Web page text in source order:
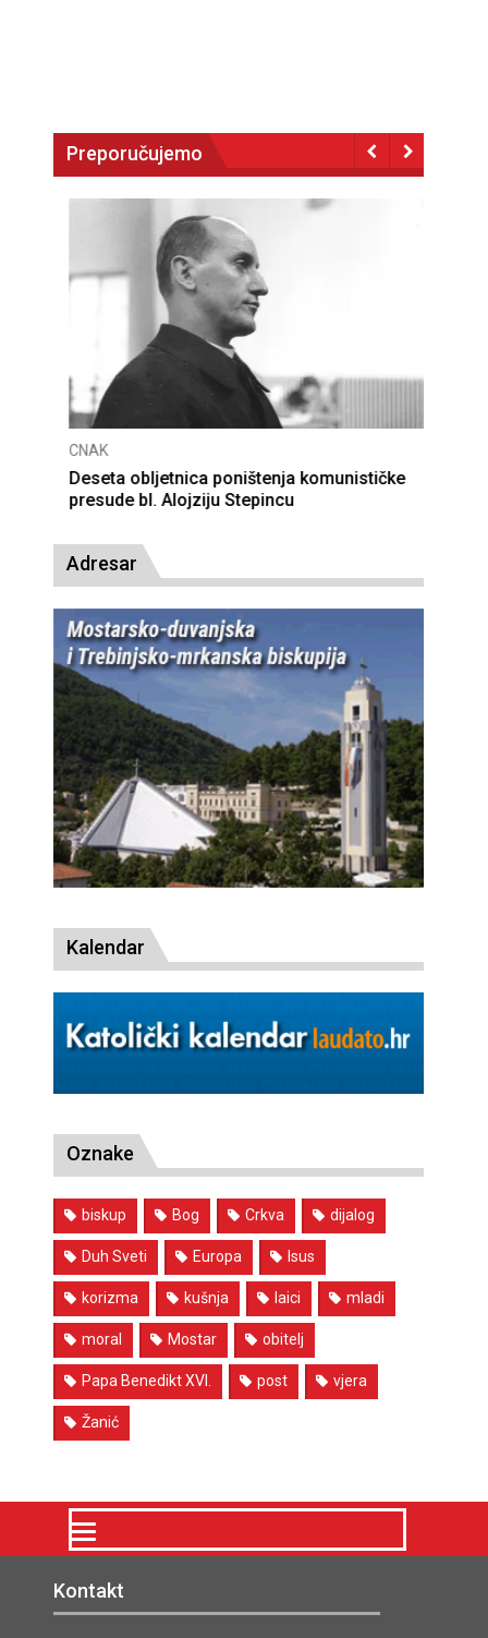
Preporučujemo
CNAK
Deseta obljetnica poništenja komunističke
presude bl. Alojziju Stepincu
Adresar
Kalendar
Oznake
biskup Bog Crkva dijalog
Duh Sveti Europa Isus
korizma kušnja laici mladi
moral Mostar obitelj
Papa Benedikt XVI. post vjera
Žanić
Kontakt